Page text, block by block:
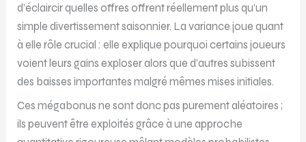
d’éclaircir quelles offres offrent réellement plus qu’un
simple divertissement saisonnier. La variance joue quant
à elle rôle crucial : elle explique pourquoi certains joueurs
voient leurs gains exploser alors que d’autres subissent
des baisses importantes malgré mêmes mises initiales.
Ces méga­bonus ne sont donc pas purement aléatoires ;
ils peuvent être exploités grâce à une approche